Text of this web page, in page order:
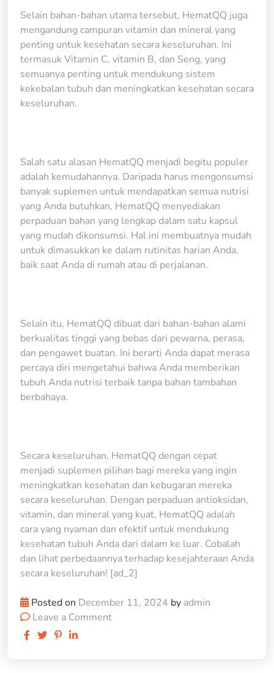
Selain bahan-bahan utama tersebut, HematQQ juga
mengandung campuran vitamin dan mineral yang
penting untuk kesehatan secara keseluruhan. Ini
termasuk Vitamin C, vitamin B, dan Seng, yang
semuanya penting untuk mendukung sistem
kekebalan tubuh dan meningkatkan kesehatan secara
keseluruhan.
Salah satu alasan HematQQ menjadi begitu populer
adalah kemudahannya. Daripada harus mengonsumsi
banyak suplemen untuk mendapatkan semua nutrisi
yang Anda butuhkan, HematQQ menyediakan
perpaduan bahan yang lengkap dalam satu kapsul
yang mudah dikonsumsi. Hal ini membuatnya mudah
untuk dimasukkan ke dalam rutinitas harian Anda,
baik saat Anda di rumah atau di perjalanan.
Selain itu, HematQQ dibuat dari bahan-bahan alami
berkualitas tinggi yang bebas dari pewarna, perasa,
dan pengawet buatan. Ini berarti Anda dapat merasa
percaya diri mengetahui bahwa Anda memberikan
tubuh Anda nutrisi terbaik tanpa bahan tambahan
berbahaya.
Secara keseluruhan, HematQQ dengan cepat
menjadi suplemen pilihan bagi mereka yang ingin
meningkatkan kesehatan dan kebugaran mereka
secara keseluruhan. Dengan perpaduan antioksidan,
vitamin, dan mineral yang kuat, HematQQ adalah
cara yang nyaman dan efektif untuk mendukung
kesehatan tubuh Anda dari dalam ke luar. Cobalah
dan lihat perbedaannya terhadap kesejahteraan Anda
secara keseluruhan! [ad_2]
Posted on December 11, 2024 by admin
Leave a Comment